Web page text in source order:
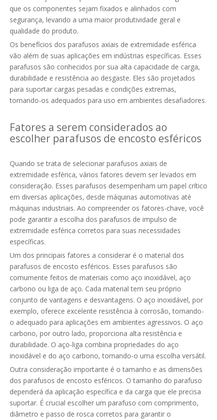
que os componentes sejam fixados e alinhados com
segurança, levando a uma maior produtividade geral e
qualidade do produto.
Os benefícios dos parafusos axiais de extremidade esférica
vão além de suas aplicações em indústrias específicas. Esses
parafusos são conhecidos por sua alta capacidade de carga,
durabilidade e resistência ao desgaste. Eles são projetados
para suportar cargas pesadas e condições extremas,
tornando-os adequados para uso em ambientes desafiadores.
Fatores a serem considerados ao
escolher parafusos de encosto esféricos
Quando se trata de selecionar parafusos axiais de
extremidade esférica, vários fatores devem ser levados em
consideração. Esses parafusos desempenham um papel crítico
em diversas aplicações, desde máquinas automotivas até
máquinas industriais. Ao compreender os fatores-chave, você
pode garantir a escolha dos parafusos de impulso de
extremidade esférica corretos para suas necessidades
específicas.
Um dos principais fatores a considerar é o material dos
parafusos de encosto esféricos. Esses parafusos são
comumente feitos de materiais como aço inoxidável, aço
carbono ou liga de aço. Cada material tem seu próprio
conjunto de vantagens e desvantagens. O aço inoxidável, por
exemplo, oferece excelente resistência à corrosão, tornando-
o adequado para aplicações em ambientes agressivos. O aço
carbono, por outro lado, proporciona alta resistência e
durabilidade. O aço-liga combina propriedades do aço
inoxidável e do aço carbono, tornando-o uma escolha versátil.
Outra consideração importante é o tamanho e as dimensões
dos parafusos de encosto esféricos. O tamanho do parafuso
dependerá da aplicação específica e da carga que ele precisa
suportar. É crucial escolher um parafuso com comprimento,
diâmetro e passo de rosca corretos para garantir o